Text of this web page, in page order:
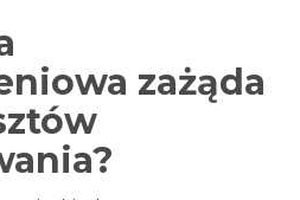
zażąda